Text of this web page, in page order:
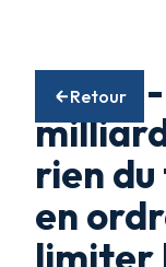
Retour
01/04
rien
en
limiter